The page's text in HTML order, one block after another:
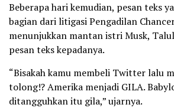
Beberapa hari kemudian, pesan teks
bagian dari litigasi Pengadilan
menunjukkan mantan istri Musk,
pesan teks kepadanya.
“Bisakah kamu membeli Twitter lalu
tolong!? Amerika menjadi GILA.
ditangguhkan itu gila,” ujarnya.